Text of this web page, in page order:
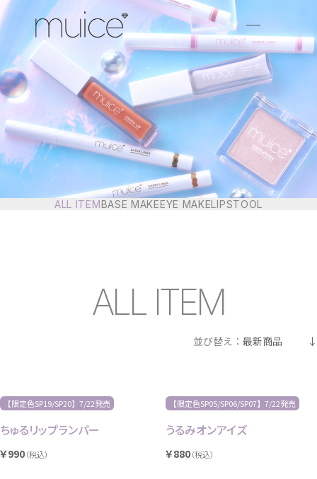
ALL ITEMBASE MAKEEYE MAKELIPSTOOL
ALL ITEM
並び替え： 最新商品
【限定色SP19/SP20】7/22発売
ちゅるリップランパー
￥990（税込）
【限定色SP05/SP06/SP07】7/22発売
うるみオンアイズ
￥880（税込）